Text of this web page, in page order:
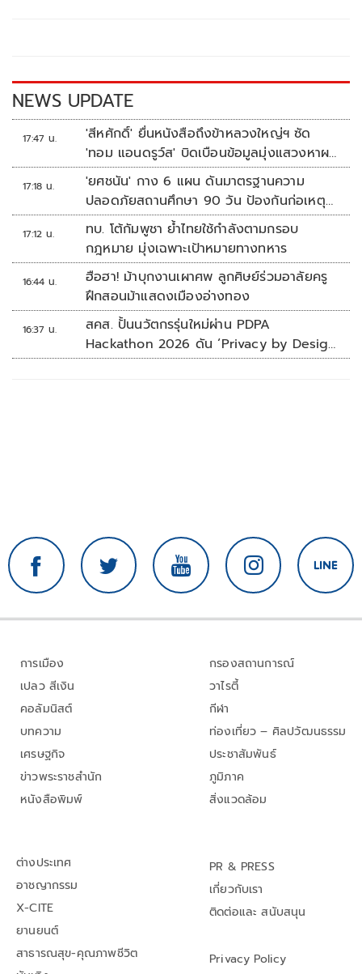
k k
NEWS UPDATE
17:47 น.
'สีหศักดิ์' ยื่นหนังสือถึงข้าหลวงใหญ่ฯ ซัด
'ทอม แอนดรูว์ส' บิดเบือนข้อมูลมุ่งแสวงหาผล
ประโยชน์ทางการเมือง
17:18 น.
'ยศชนัน' กาง 6 แผน ดันมาตรฐานความ
ปลอดภัยสถานศึกษา 90 วัน ป้องกันก่อเหตุ
รุนแรง
17:12 น.
ทบ. โต้กัมพูชา ย้ำไทยใช้กำลังตามกรอบ
กฎหมาย มุ่งเฉพาะเป้าหมายทางทหาร
16:44 น.
ฮือฮา! ม้าบุกงานเผาศพ ลูกศิษย์ร่วมอาลัยครู
ฝึกสอนม้าแสดงเมืองอ่างทอง
16:37 น.
สคส. ปั้นนวัตกรรุ่นใหม่ผ่าน PDPA
Hackathon 2026 ดัน ‘Privacy by Design
for all’ สู่โซลูชันคุ้มครองข้อมูลส่วนบุคคลที่
การเมือง
เปลว สีเงิน
คอลัมนิสต์
บทความ
เศรษฐกิจ
ข่าวพระราชสำนัก
หนังสือพิมพ์
กรองสถานการณ์
วาไรตี้
กีฬา
ท่องเที่ยว – ศิลปวัฒนธรรม
ประชาสัมพันธ์
ภูมิภาค
สิ่งแวดล้อม
ต่างประเทศ
อาชญากรรม
X-CITE
ยานยนต์
สาธารณสุข-คุณภาพชีวิต
PR & PRESS
เกี่ยวกับเรา
ติดต่อและ สนับสนุน
Privacy Policy